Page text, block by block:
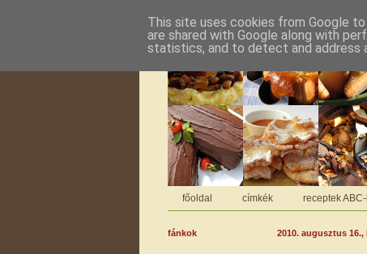
főoldal címkék receptek
2010. augusztus 16.,
fánkok
This site uses cookies from Google
are shared with Google along with
statistics, and to detect and address